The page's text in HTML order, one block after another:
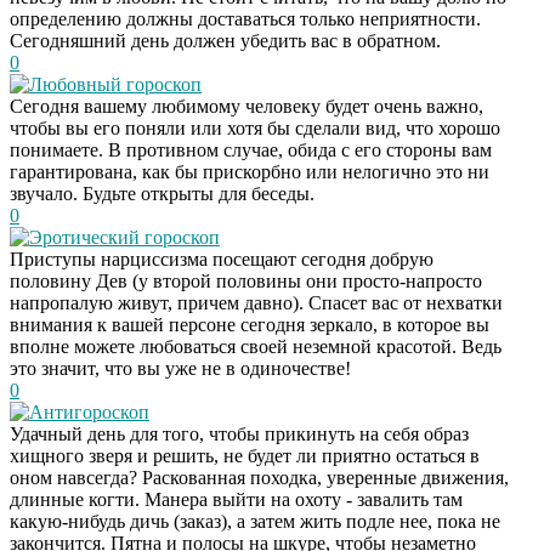
определению должны доставаться только неприятности.
Сегодняшний день должен убедить вас в обратном.
0
Любовный гороскоп
Сегодня вашему любимому человеку будет очень важно,
чтобы вы его поняли или хотя бы сделали вид, что хорошо
понимаете. В противном случае, обида с его стороны вам
гарантирована, как бы прискорбно или нелогично это ни
звучало. Будьте открыты для беседы.
0
Эротический гороскоп
Приступы нарциссизма посещают сегодня добрую
половину Дев (у второй половины они просто-напросто
напропалую живут, причем давно). Спасет вас от нехватки
внимания к вашей персоне сегодня зеркало, в которое вы
вполне можете любоваться своей неземной красотой. Ведь
это значит, что вы уже не в одиночестве!
0
Антигороскоп
Удачный день для того, чтобы прикинуть на себя образ
хищного зверя и решить, не будет ли приятно остаться в
оном навсегда? Раскованная походка, уверенные движения,
длинные когти. Манера выйти на охоту - завалить там
какую-нибудь дичь (заказ), а затем жить подле нее, пока не
закончится. Пятна и полосы на шкуре, чтобы незаметно